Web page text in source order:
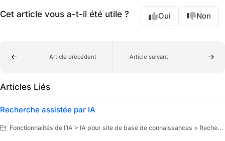
Cet article vous a-t-il été utile ? Oui Non
Article précédent Article suivant
Articles Liés
Recherche assistée par IA
Fonctionnalités de l’IA > IA pour site de base de connaissances > Recherche assistée par IA